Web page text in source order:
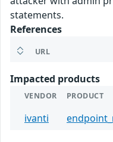
statements.
References
URL
Impacted products
VENDOR PRODUCT
ivanti